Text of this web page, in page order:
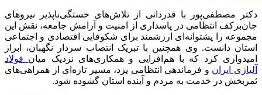
دکتر مصطفی‌پور با قدردانی از تلاش‌های خستگی‌ناپذیر نیروهای
جان‌برکف انتظامی در پاسداری از امنیت و آرامش جامعه، نقش این
مجموعه را پشتوانه‌ای ارزشمند برای شکوفایی اقتصادی و اجتماعی
استان دانست. وی همچنین با تبریک انتصاب سردار نگهبان، ابراز
امیدواری کرد که با هم‌افزایی و همکاری‌های نزدیک میان فولاد
آلیاژی ایران و فرماندهی انتظامی یزد، مسیر تازه‌ای از همراهی‌های
ثمربخش در خدمت به مردم و آینده استان گشوده شود.